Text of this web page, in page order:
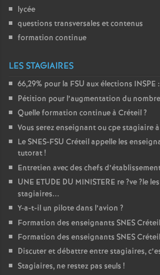
lycée
questions transversales et contenus
formation continue
LES STAGIAIRES
66,29% pour la FSU aux élections INSPE :
Pétition pour l’augmentation du
Quelle formation continue à Créteil?
Vous serez enseignant ou cpe stagiaire
LeSNES-FSU Créteil appelle les
tutorat!
Entretien avec des chefs
UNE ETUDE DU MINISTERE re?ve?le
stagiaires...
Y-a-t-il un pilote dans l’avion ?
Formation des enseignants SNES
Formation des enseignants SNES
Discuter et débattre entre stagiaires,
Stagiaires, ne restez pas seuls !